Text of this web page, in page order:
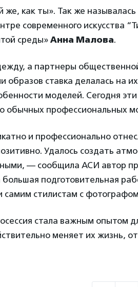
как ты». Так же называлась
современного искусства
среды» Анна Малова.
а партнеры
образов ставка делалась на
моделей. Сегодня
обычных профессиональных
и профессионально
Удалось создать
— сообщила АСИ автор
подготовительная
стилистам с
стала важным опытом
меняет их жизнь,